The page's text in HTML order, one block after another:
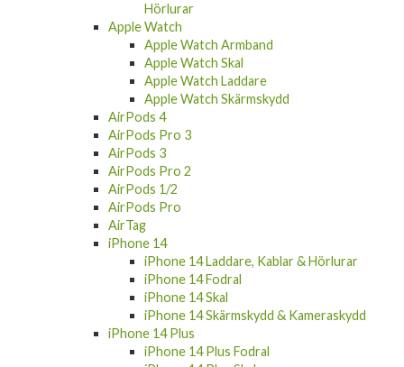
Hörlurar
Apple Watch
Apple Watch Armband
Apple Watch Skal
Apple Watch Laddare
Apple Watch Skärmskydd
AirPods 4
AirPods Pro 3
AirPods 3
AirPods Pro 2
AirPods 1/2
AirPods Pro
AirTag
iPhone 14
iPhone 14 Laddare, Kablar & Hörlurar
iPhone 14 Fodral
iPhone 14 Skal
iPhone 14 Skärmskydd & Kameraskydd
iPhone 14 Plus
iPhone 14 Plus Fodral